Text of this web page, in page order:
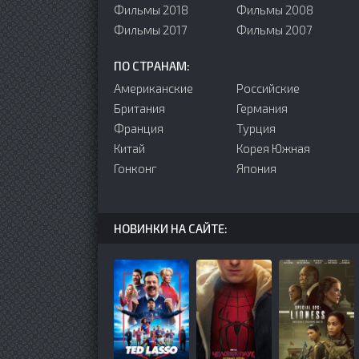
Фильмы 2018
Фильмы 2017
Фильмы 2008
Фильмы 2007
ПО СТРАНАМ:
Американские
Британия
Франция
Китай
Гонконг
Российские
Германия
Турция
Корея Южная
Япония
НОВИНКИ НА САЙТЕ: